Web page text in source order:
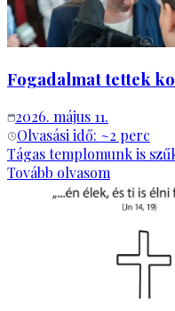
Fogadalmat tettek
2026. május 11.
Olvasási idő: ~2 perc
Tágas templomunk is
Tovább olvasom